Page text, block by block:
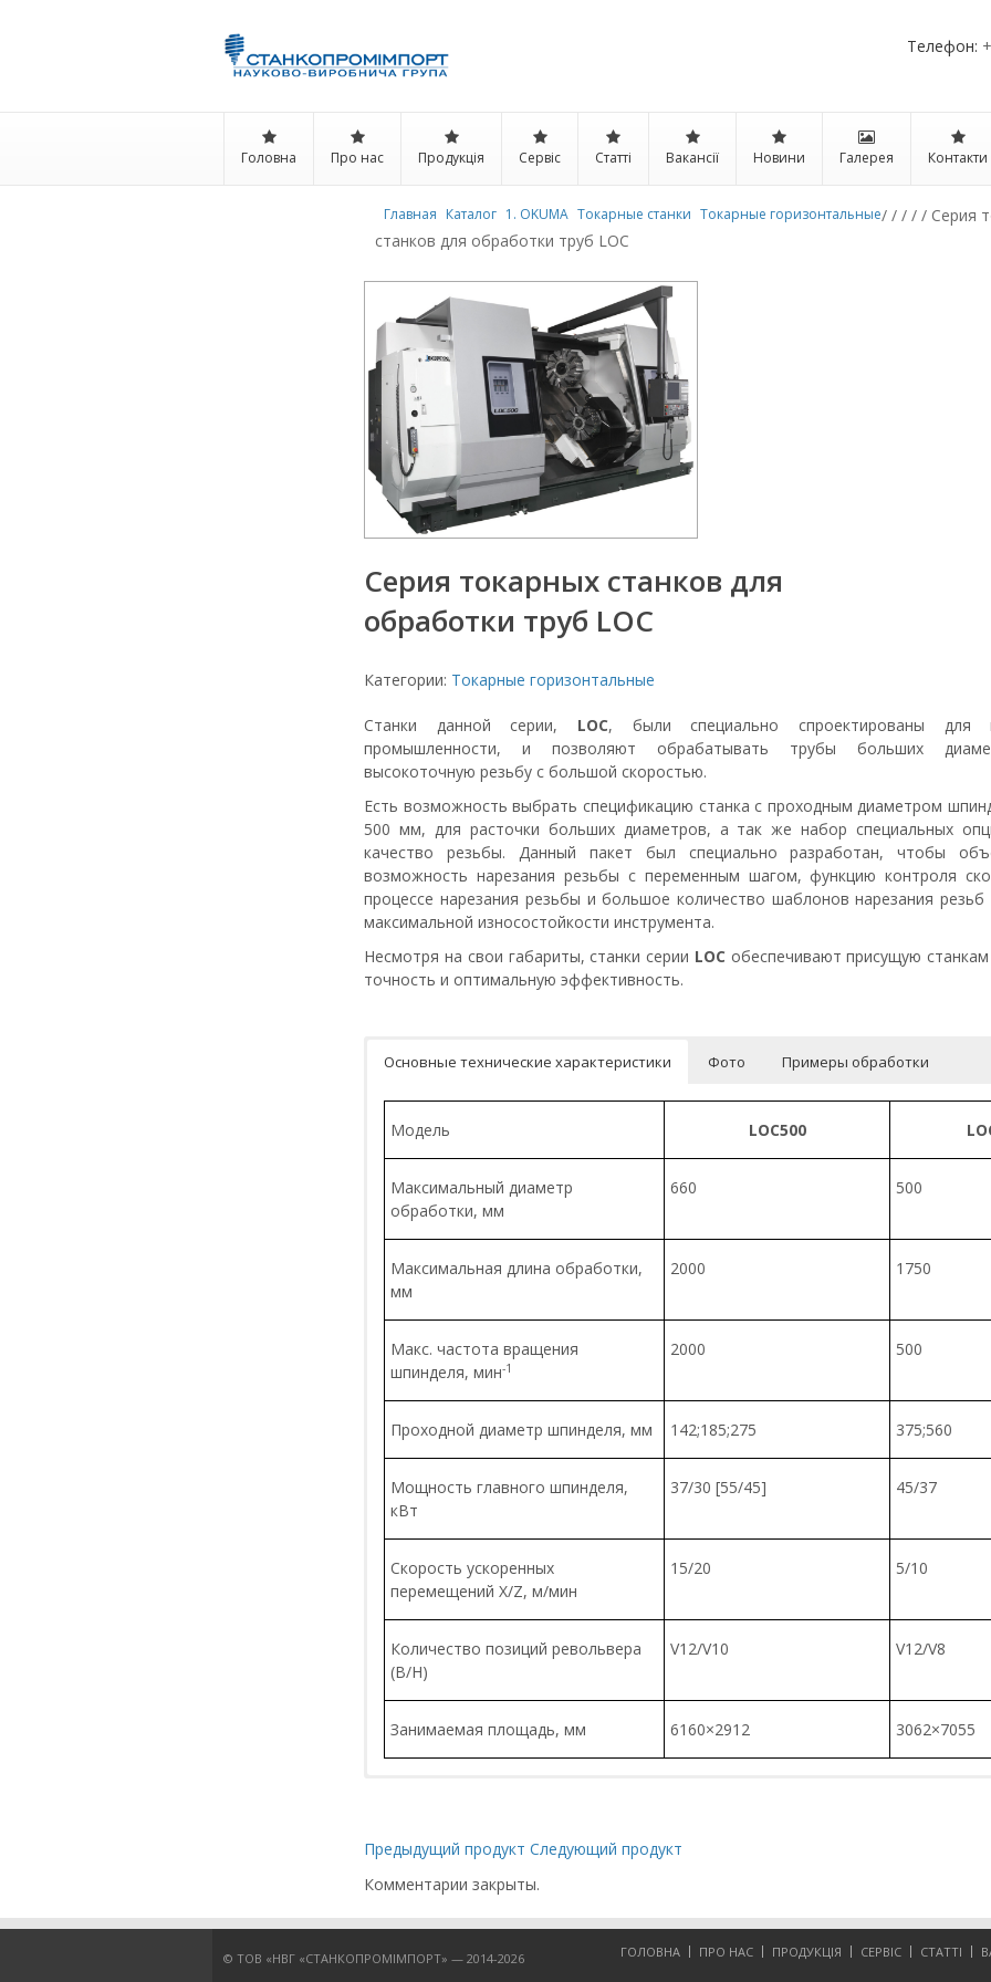
Телефон:
Головна Про нас Продукція Сервіс Статті Вакансії Новини Галерея Контакти
Главная /
Каталог /
1. OKUMA /
Токарные станки /
Токарные горизонтальные
/ Серия
станков для обработки труб LOC
Серия токарных станков для
обработки труб LOC
Категории: Токарные горизонтальные
Станки данной серии, LOC, были специально спроектированы для
промышленности, и позволяют обрабатывать трубы больших
высокоточную резьбу с большой скоростью.
Есть возможность выбрать спецификацию станка с проходным диаметром
500 мм, для расточки больших диаметров, а так же набор специальных
качество резьбы. Данный пакет был специально разработан, чтобы
возможность нарезания резьбы с переменным шагом, функцию контроля
процессе нарезания резьбы и большое количество шаблонов нарезания резьб
максимальной износостойкости инструмента.
Несмотря на свои габариты, станки серии LOC обеспечивают присущую
точность и оптимальную эффективность.
Основные технические характеристики Фото Примеры обработки
Модель LOC500 L
Максимальный диаметр
обработки, мм
660 500
Максимальная длина обработки,
мм
2000 1750
Макс. частота вращения
шпинделя, мин-1
2000 500
Проходной диаметр шпинделя, мм 142;185;275 375;560
Мощность главного шпинделя,
кВт
37/30 [55/45] 45/37
Скорость ускоренных
перемещений X/Z, м/мин
15/20 5/10
Количество позиций револьвера
(В/Н)
V12/V10 V12/V8
Занимаемая площадь, мм 6160×2912 3062×7055
Обработка муфты
Нарезание резьбы за один проход
Предыдущий продукт Следующий продукт
Комментарии закрыты.
© ТОВ «НВГ «СТАНКОПРОМІМПОРТ» — 2014-2026 ГОЛОВНА ПРО НАС ПРОДУКЦІЯ СЕРВІС СТАТТІ